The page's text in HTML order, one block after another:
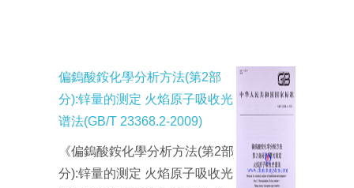
偏鎢酸銨化學分析方法(第2部
分):锌量的测定 火焰原子吸收光
谱法(GB/T 23368.2-2009)
《偏鎢酸銨化學分析方法(第2部
分):锌量的测定 火焰原子吸收光